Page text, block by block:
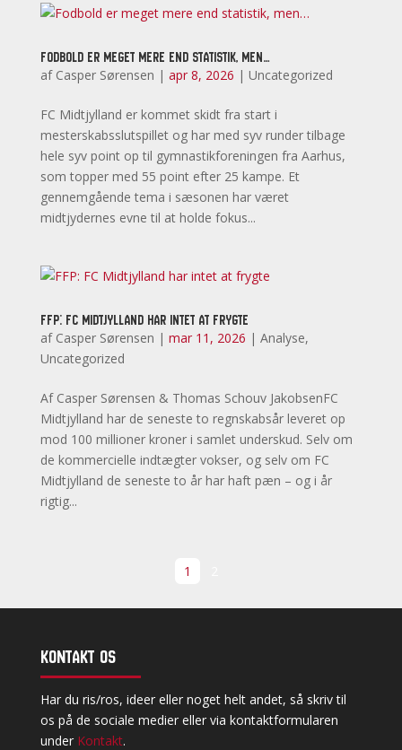
Fodbold er meget mere end statistik, men…
af Casper Sørensen | apr 8, 2026 | Uncategorized
FC Midtjylland er kommet skidt fra start i
mesterskabsslutspillet og har med syv runder tilbage
hele syv point op til gymnastikforeningen fra Aarhus,
som topper med 55 point efter 25 kampe. Et
gennemgående tema i sæsonen har været
midtjydernes evne til at holde fokus...
FFP: FC Midtjylland har intet at frygte
af Casper Sørensen | mar 11, 2026 | Analyse,
Uncategorized
Af Casper Sørensen & Thomas Schouv JakobsenFC
Midtjylland har de seneste to regnskabsår leveret op
mod 100 millioner kroner i samlet underskud. Selv om
de kommercielle indtægter vokser, og selv om FC
Midtjylland de seneste to år har haft pæn – og i år
rigtig...
1
Kontakt os
Har du ris/ros, ideer eller noget helt andet, så skriv til
os på de sociale medier eller via kontaktformularen
under Kontakt.